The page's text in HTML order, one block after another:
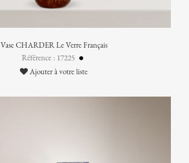
Vase CHARDER Le Verre Français
Référence : 17225
Ajouter à votre liste